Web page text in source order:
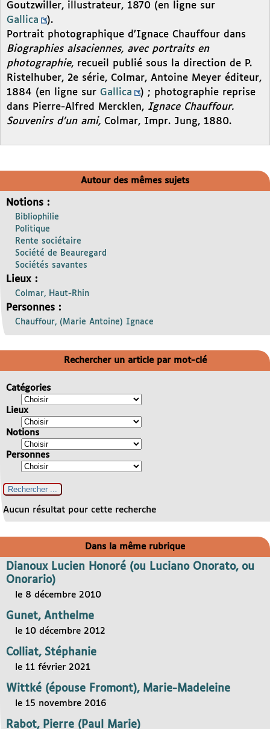
Goutzwiller, illustrateur, 1870 (en ligne sur
Gallica
).
Portrait photographique d’Ignace Chauffour dans
Biographies alsaciennes, avec portraits en
photographie, recueil publié sous la direction de P.
Ristelhuber, 2e série, Colmar, Antoine Meyer éditeur,
1884 (en ligne sur Gallica
) ; photographie reprise
dans Pierre-Alfred Mercklen, Ignace Chauffour.
Souvenirs d’un ami, Colmar, Impr. Jung, 1880.
Autour des mêmes sujets
Notions :
Bibliophilie
Politique
Rente sociétaire
Société de Beauregard
Sociétés savantes
Lieux :
Colmar, Haut-Rhin
Personnes :
Chauffour, (Marie Antoine) Ignace
Rechercher un article par mot-clé
Catégories
Lieux
Notions
Personnes
Aucun résultat pour cette recherche
Dans la même rubrique
Dianoux Lucien Honoré (ou Luciano Onorato, ou
Onorario)
le 8 décembre 2010
Gunet, Anthelme
le 10 décembre 2012
Colliat, Stéphanie
le 11 février 2021
Wittké (épouse Fromont), Marie-Madeleine
le 15 novembre 2016
Rabot, Pierre (Paul Marie)